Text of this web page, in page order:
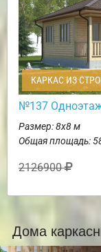
КАРКАС ИЗ
№137
Размер: 8х8 м
Общая площадь:
2126900
Дома